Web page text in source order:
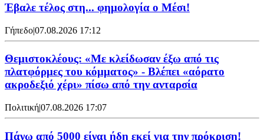
Έβαλε τέλος στη... φημολογία o Μέσι!
Γήπεδο|07.08.2026 17:12
Θεμιστοκλέους: «Με κλείδωσαν έξω από τις
πλατφόρμες του κόμματος» - Βλέπει «αόρατο
ακροδεξιό χέρι» πίσω από την ανταρσία
Πολιτική|07.08.2026 17:07
Πάνω από 5000 είναι ήδη εκεί για την πρόκριση!